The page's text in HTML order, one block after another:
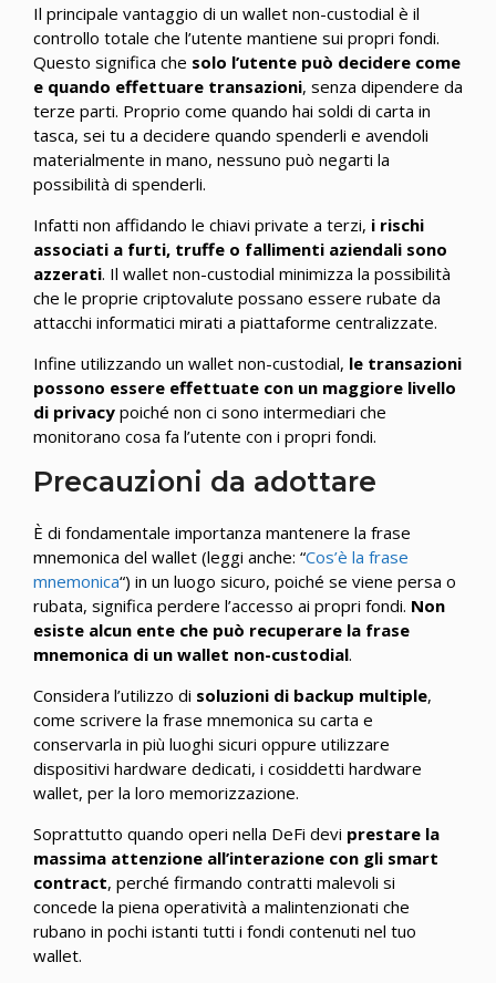
Il principale vantaggio di un wallet non-custodial è il
controllo totale che l’utente mantiene sui propri fondi.
Questo significa che solo l’utente può decidere come
e quando effettuare transazioni, senza dipendere da
terze parti. Proprio come quando hai soldi di carta in
tasca, sei tu a decidere quando spenderli e avendoli
materialmente in mano, nessuno può negarti la
possibilità di spenderli.
Infatti non affidando le chiavi private a terzi, i rischi
associati a furti, truffe o fallimenti aziendali sono
azzerati. Il wallet non-custodial minimizza la possibilità
che le proprie criptovalute possano essere rubate da
attacchi informatici mirati a piattaforme centralizzate.
Infine utilizzando un wallet non-custodial, le transazioni
possono essere effettuate con un maggiore livello
di privacy poiché non ci sono intermediari che
monitorano cosa fa l’utente con i propri fondi.
Precauzioni da adottare
È di fondamentale importanza mantenere la frase
mnemonica del wallet (leggi anche: “Cos’è la frase
mnemonica“) in un luogo sicuro, poiché se viene persa o
rubata, significa perdere l’accesso ai propri fondi. Non
esiste alcun ente che può recuperare la frase
mnemonica di un wallet non-custodial.
Considera l’utilizzo di soluzioni di backup multiple,
come scrivere la frase mnemonica su carta e
conservarla in più luoghi sicuri oppure utilizzare
dispositivi hardware dedicati, i cosiddetti hardware
wallet, per la loro memorizzazione.
Soprattutto quando operi nella DeFi devi prestare la
massima attenzione all’interazione con gli smart
contract, perché firmando contratti malevoli si
concede la piena operatività a malintenzionati che
rubano in pochi istanti tutti i fondi contenuti nel tuo
wallet.